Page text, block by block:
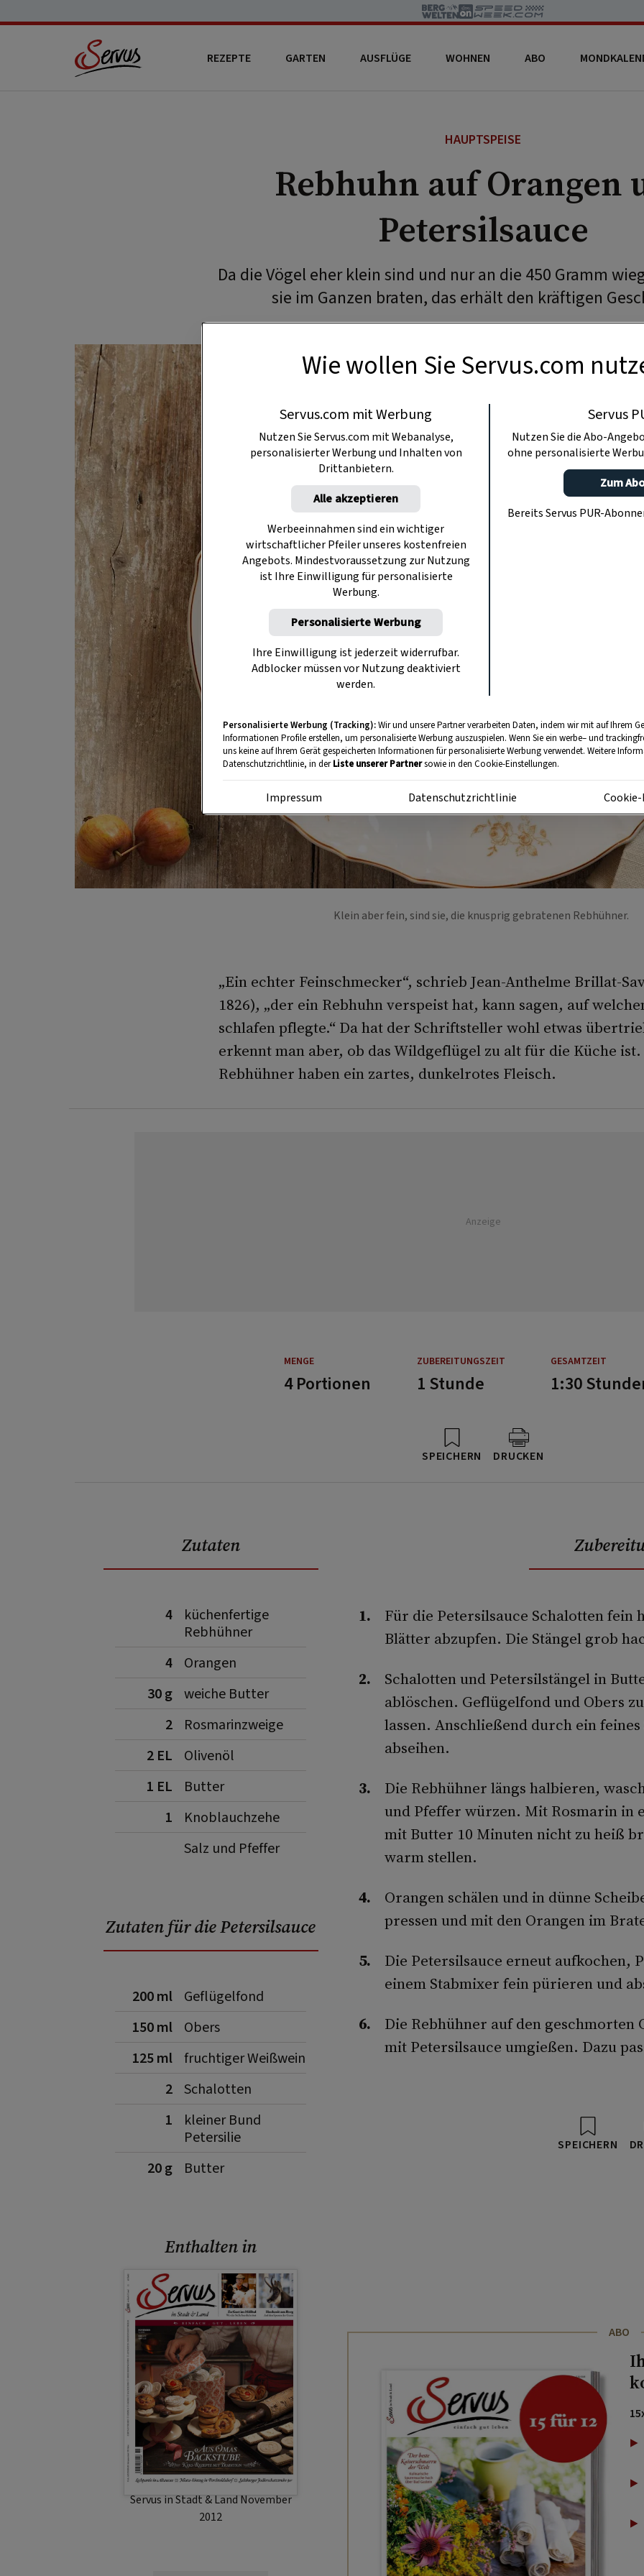
REZEPTE GARTEN AUSFLÜGE WOHNEN ABO
HAUPTSPEISE
Rebhuhn auf Orangen
Petersilsauce
Da die Vögel eher klein sind und nur an die 450 Gramm
sie im Ganzen braten, das erhält den kräftigen
Klein aber fein, sind sie, die knusprig gebratenen Rebhühner.
„Ein echter Feinschmecker“, schrieb Jean-Anthel­me Brillat­-
1826), „der ein Rebhuhn verspeist hat, kann sagen, auf
schlafen pflegte.“ Da hat der Schriftsteller wohl etwas
erkennt man aber, ob das Wildgeflügel zu alt für die Küche
Rebhühner haben ein zartes, dunkelrotes Fleisch.
Anzeige
MENGE ZUBEREITUNGSZEIT GESAMTZEIT
4 Portionen 1 Stunde 1:30
SPEICHERN DRUCKEN
Zutaten
4
küchenfertige
Rebhühner
4
Orangen
30 g weiche Butter
2
Rosmarinzweige
2 EL
Olivenöl
1 EL
Butter
1
Knoblauchzehe
Salz und Pfeffer
Zutaten für die Petersilsauce
200 ml
Geflügelfond
150 ml
Obers
125 ml fruchtiger Weißwein
2 Schalotten
1
kleiner Bund
Petersilie
20 g
Butter
Enthalten in
Servus in Stadt & Land November
2012
Für die Petersilsauce Schalotten fein
Blätter abzupfen. Die Stängel grob
Schalotten und Petersilstängel in
ablöschen. Geflügelfond und Obers
lassen. Anschließend durch ein
abseihen.
Die Rebhühner längs halbieren,
und Pfeffer würzen. Mit Rosmarin in
mit Butter 10 Minuten nicht zu heiß
warm stellen.
Orangen schälen und in dünne
pressen und mit den Orangen im
Die Petersilsauce erneut
einem Stabmixer fein pürieren und
Die Rebhühner auf den
mit Petersilsauce umgießen. Dazu
SPEICHERN
ABO
Wie wollen Sie Servus.com
Servus.com mit Werbung
Nutzen Sie Servus.com mit Webanalyse,
personalisierter Werbung und Inhalten von
Drittanbietern.
Alle akzeptieren
Werbeeinnahmen sind ein wichtiger
wirtschaftlicher Pfeiler unseres kostenfreien
Angebots. Mindestvoraussetzung zur Nutzung
ist Ihre Einwilligung für personalisierte
Werbung.
Personalisierte Werbung
Ihre Einwilligung ist jederzeit widerrufbar.
Adblocker müssen vor Nutzung deaktiviert
werden.
Servus
Nutzen Sie die Abo-
ohne personalisierte
Zum
Bereits Servus PUR-
Personalisierte Werbung (Tracking):Wir und unsere Partner verarbeiten Daten, indem wir mit auf Ihrem
Informationen Profile erstellen, um personalisierte Werbung auszuspielen. Wenn Sie ein werbe– und
uns keine auf Ihrem Gerät gespeicherten Informationen für personalisierte Werbung verwendet. Weitere
Datenschutzrichtlinie, in derListe unserer Partnersowie in den Cookie-Einstellungen.
Impressum Datenschutzrichtlinie